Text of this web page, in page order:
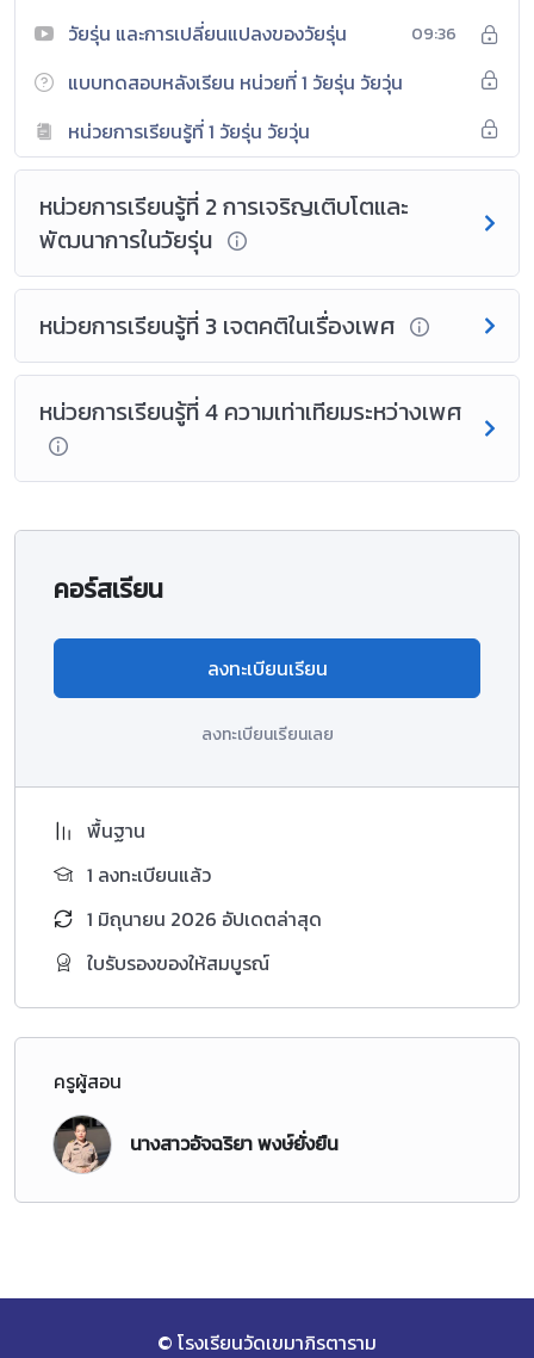
วัยรุ่น และการเปลี่ยนแปลงของวัยรุ่น
09:36
แบบทดสอบหลังเรียน หน่วยที่ 1 วัยรุ่น วัยวุ่น
หน่วยการเรียนรู้ที่ 1 วัยรุ่น วัยวุ่น
หน่วยการเรียนรู้ที่ 2 การเจริญเติบโตและ
พัฒนาการในวัยรุ่น
หน่วยการเรียนรู้ที่ 3 เจตคติในเรื่องเพศ
หน่วยการเรียนรู้ที่ 4 ความเท่าเทียมระหว่างเพศ
คอร์สเรียน
ลงทะเบียนเรียน
ลงทะเบียนเรียนเลย
พื้นฐาน
1 ลงทะเบียนแล้ว
1 มิถุนายน 2026 อัปเดตล่าสุด
ใบรับรองของให้สมบูรณ์
ครูผู้สอน
นางสาวอัจฉริยา พงษ์ยั่งยืน
© โรงเรียนวัดเขมาภิรตาราม